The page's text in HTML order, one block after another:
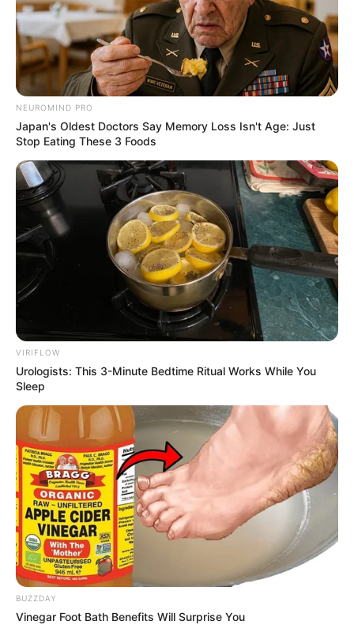
15 – 5 – 9 – 16 – 4 – 3 – 11 – 14
Paris-Courses
15 – 11 – 9 – 5 – 17 – 16 – 4 – 3
Paris-Turf-TIP
5 – 16 – 15 – 17 – 4 – 9 – 14 – 10
Paris-turf.com
15 – 5 – 9 – 16 – 4 – 3 – 11 – 17
Prono-Or
15 – 5 – 16 – 9 – 3 – 11 – 12 – 8
Scoopdyga
NEUROMIND PRO
Japan's Oldest Doctors Say Memory Loss Isn't Age: Just
Stop Eating These 3 Foods
VIRIFLOW
Urologists: This 3-Minute Bedtime Ritual Works While You
Sleep
BUZZDAY
Vinegar Foot Bath Benefits Will Surprise You